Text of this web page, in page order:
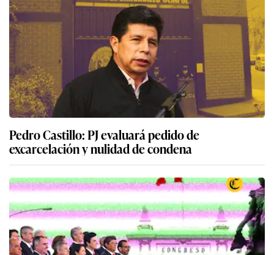
Pedro Castillo: PJ evaluará pedido de
excarcelación y nulidad de condena